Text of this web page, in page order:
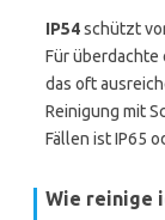
IP54schützt
Für
das oft
Reinigung mit
Fällen ist IP65
Wie reinige